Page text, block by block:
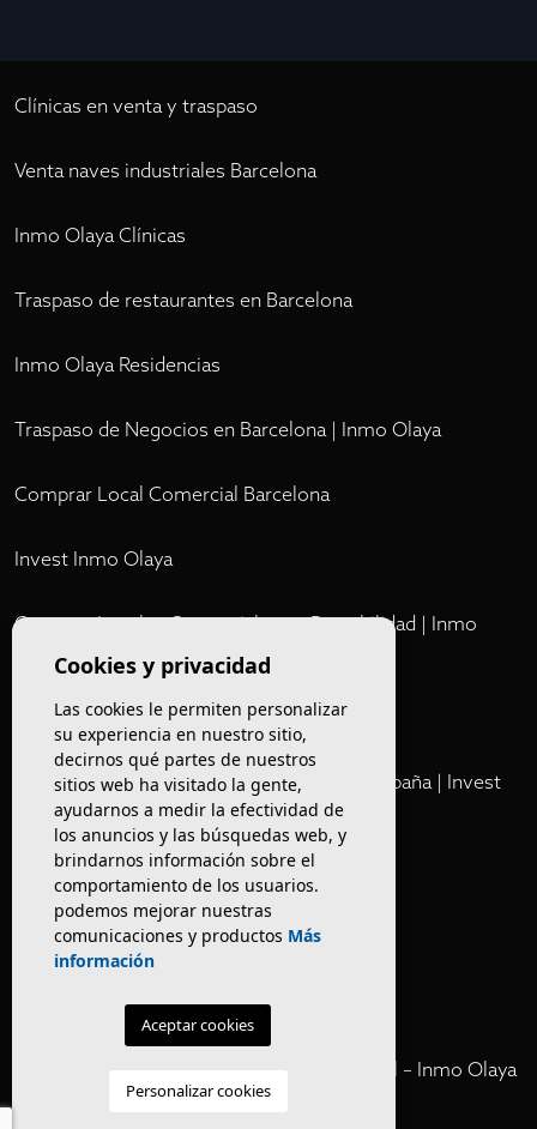
Clínicas en venta y traspaso
Venta naves industriales Barcelona
Inmo Olaya Clínicas
Traspaso de restaurantes en Barcelona
Inmo Olaya Residencias
Traspaso de Negocios en Barcelona | Inmo Olaya
Comprar Local Comercial Barcelona
Invest Inmo Olaya
Comprar Locales Comerciales en Rentabilidad | Inmo
Olaya
Cartera Privada de Activos Hoteleros en España | Invest
Inmo Olaya
Venta de edificios
Comprar restaurante en Barcelona
Negocios en rentabilidad en Barcelona
Vender Hotel en España | Venta Confidencial – Inmo Olaya
Cookies y privacidad
Las cookies le permiten personalizar
su experiencia en nuestro sitio,
decirnos qué partes de nuestros
sitios web ha visitado la gente,
ayudarnos a medir la efectividad de
los anuncios y las búsquedas web, y
brindarnos información sobre el
comportamiento de los usuarios.
podemos mejorar nuestras
comunicaciones y productos Más
información
Aceptar cookies
Personalizar cookies